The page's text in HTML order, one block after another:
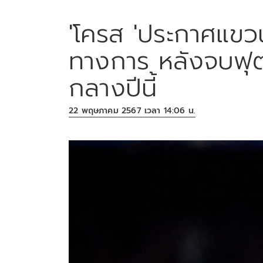
'โครส 'ประกาศแข
ทางการ หลังจบ
กลางปีนี้
22 พฤษภาคม 2567 เวลา 14:06 น.